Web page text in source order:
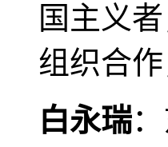
国主义
组织合
白永瑞